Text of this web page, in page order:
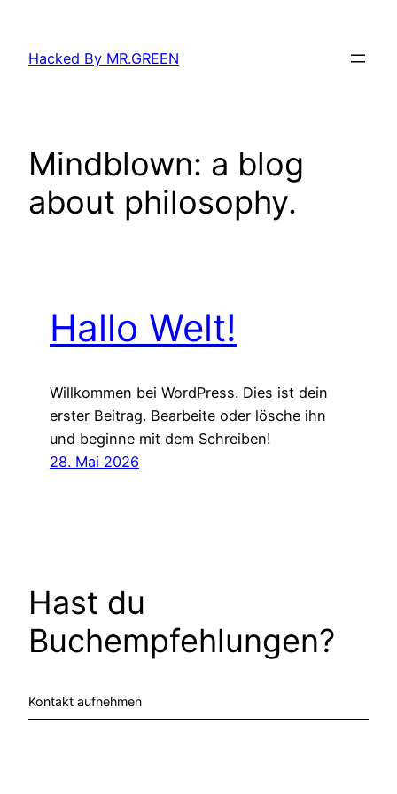
springen
Hacked By MR.GREEN
Mindblown: a blog
about philosophy.
Hallo Welt!
Willkommen bei WordPress. Dies ist dein
erster Beitrag. Bearbeite oder lösche ihn
und beginne mit dem Schreiben!
28. Mai 2026
Hast du
Buchempfehlungen?
Kontakt aufnehmen